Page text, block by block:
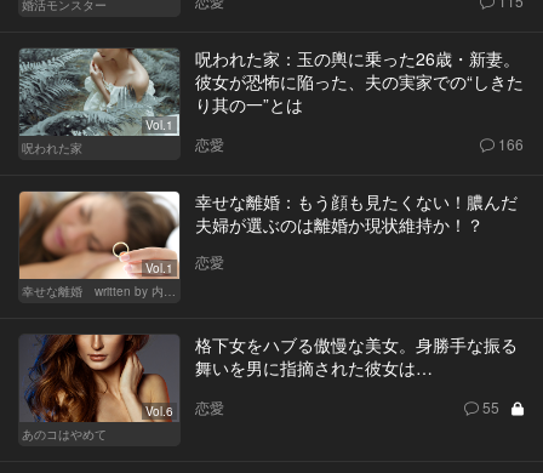
婚活モンスター
Vol.1
呪われた家
呪われた家：玉の輿に乗った26歳・新妻。
彼女が恐怖に陥った、夫の実家での“しきた
り其の一”とは
恋愛 166
Vol.1
幸せな離婚：もう顔も見たくない！膿んだ
夫婦が選ぶのは離婚か現状維持か！？
恋愛
Vol.6
あのコはやめて
格下女をハブる傲慢な美女。身勝手な振る
舞いを男に指摘された彼女は…
恋愛 55